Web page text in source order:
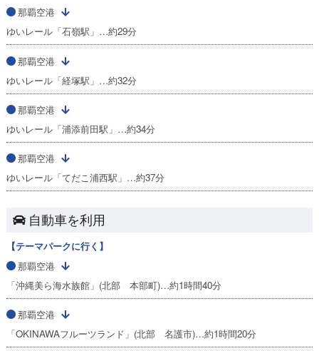
那覇空港
ゆいレール「石嶺駅」…約29分
那覇空港
ゆいレール「経塚駅」…約32分
那覇空港
ゆいレール「浦添前田駅」…約34分
那覇空港
ゆいレール「てだこ浦西駅」…約37分
自動車を利用
【テーマパークに行く】
那覇空港
「沖縄美ら海水族館」(北部 本部町)…約1時間40分
那覇空港
「OKINAWAフルーツランド」(北部 名護市)…約1時間20分